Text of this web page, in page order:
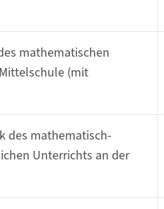
mathematischen
(mit
des mathematisch-
Unterrichts an der